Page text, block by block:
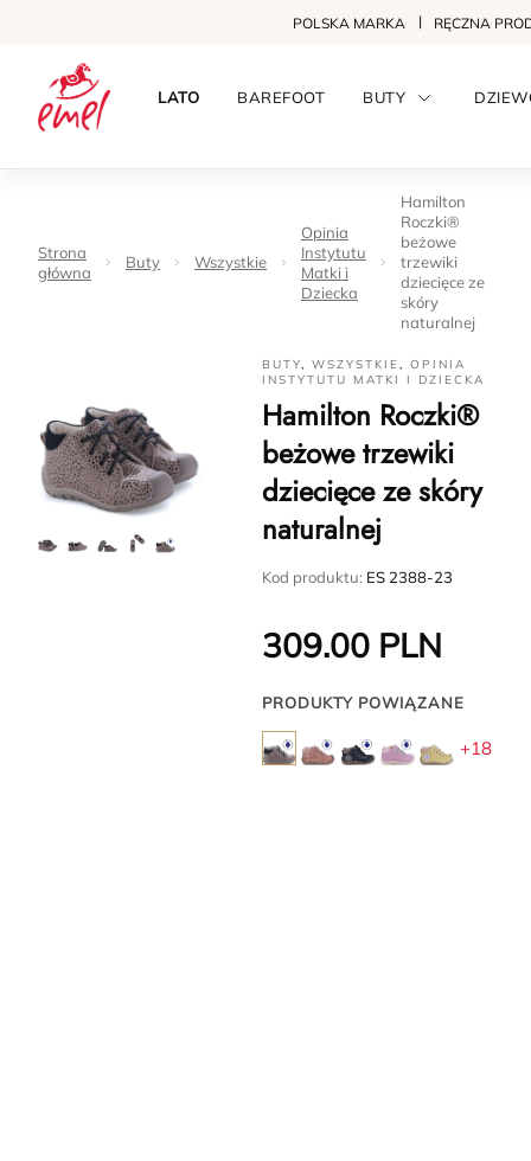
POLSKA MARKA RĘCZNA
LATO BAREFOOT BUTY
Strona
główna
Buty Wszystkie
Opinia
Instytutu
Matki i
Dziecka
Hamilton
Roczki®
beżowe
trzewiki
dziecięce ze
skóry
naturalnej
BUTY,WSZYSTKIE,OPINIA
INSTYTUTU MATKI I DZIECKA
Hamilton Roczki®
beżowe trzewiki
dziecięce ze skóry
naturalnej
Kod produktu: ES 2388-23
309.00 PLN
PRODUKTY POWIĄZANE
+18